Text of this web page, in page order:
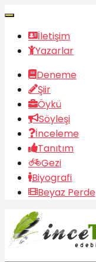
İletişim
Yazarlar
Deneme
Şiir
Öykü
Söyleşi
İnceleme
Tanıtım
Gezi
Biyografi
Beyaz Perde